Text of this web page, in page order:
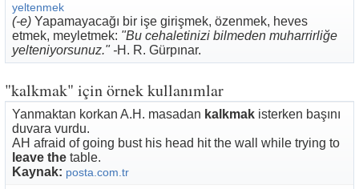
yeltenmek
(-e) Yapamayacağı bir işe girişmek, özenmek, heves
etmek, meyletmek: "Bu cehaletinizi bilmeden muharrirliğe
yelteniyorsunuz." -H. R. Gürpınar.
"kalkmak" için örnek kullanımlar
Yanmaktan korkan A.H. masadan kalkmak isterken başını
duvara vurdu.
AH afraid of going bust his head hit the wall while trying to
leave the table.
Kaynak: posta.com.tr